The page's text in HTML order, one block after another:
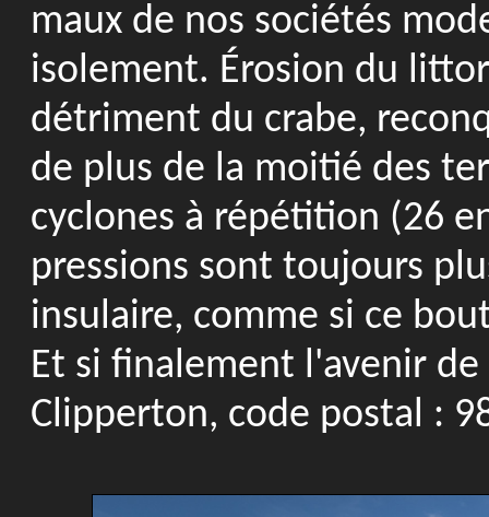
maux de nos sociétés
isolement. Érosion du
détriment du crabe,
de plus de la moitié des
cyclones à répétition (26
pressions sont toujours
insulaire, comme si ce
Et si finalement l'avenir
Clipperton, code postal :